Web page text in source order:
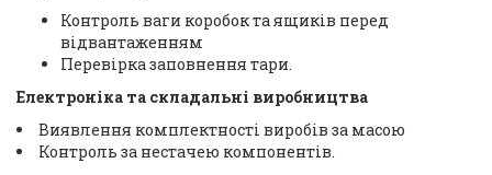
Контроль ваги коробок та ящиків перед
відвантаженням
Перевірка заповнення тари.
Електроніка та складальні виробництва
Виявлення комплектності виробів за масою
Контроль за нестачею компонентів.